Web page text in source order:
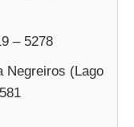
– 5278
Negreiros (Lago